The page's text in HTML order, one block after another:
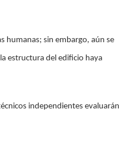
humanas; sin embargo, aún se
estructura del edificio haya
independientes evaluarán